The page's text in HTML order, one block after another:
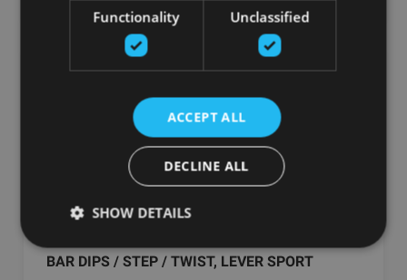
BAR DIPS / STEP / TWIST, LEVER SPORT
Functionality Unclassified
ACCEPT ALL
DECLINE ALL
SHOW DETAILS